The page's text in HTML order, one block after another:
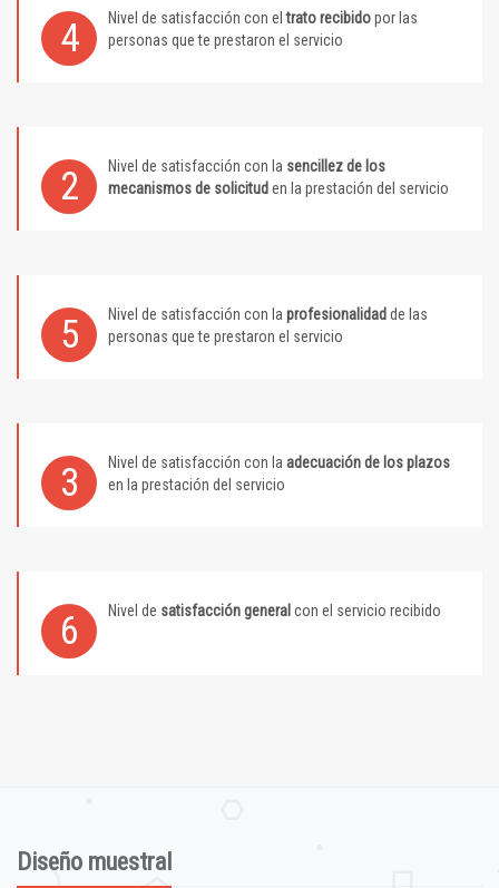
4 Nivel de satisfacción con eltrato recibidopor las
personas que te prestaron el servicio
2 Nivel de satisfacción con la sencillez de los
mecanismos de solicitud en la prestación del servicio
5 Nivel de satisfacción con la profesionalidad de las
personas que te prestaron el servicio
3 Nivel de satisfacción con la adecuación de los plazos
en la prestación del servicio
6 Nivel de satisfacción general con el servicio recibido
Diseño muestral